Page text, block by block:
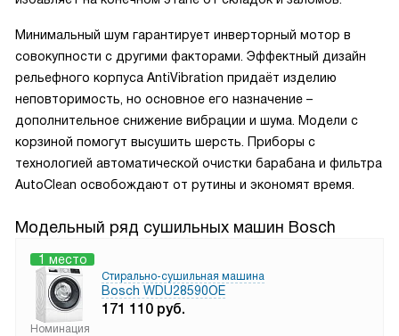
Минимальный шум гарантирует инверторный мотор в
совокупности с другими факторами. Эффектный дизайн
рельефного корпуса AntiVibration придаёт изделию
неповторимость, но основное его назначение –
дополнительное снижение вибрации и шума. Модели с
корзиной помогут высушить шерсть. Приборы с
технологией автоматической очистки барабана и фильтра
AutoClean освобождают от рутины и экономят время.
Модельный ряд сушильных машин Bosch
1 место
Стирально-сушильная машина
Bosch WDU28590OE
171 110 руб.
Номинация